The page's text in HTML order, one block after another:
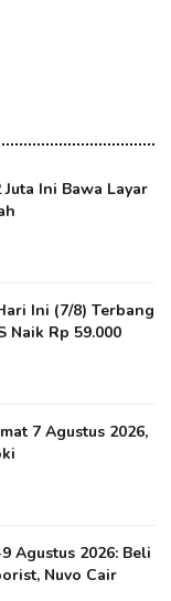
Ini Bawa Layar
Ini (7/8) Terbang
Naik Rp 59.000
7 Agustus 2026,
Agustus 2026: Beli
Nuvo Cair